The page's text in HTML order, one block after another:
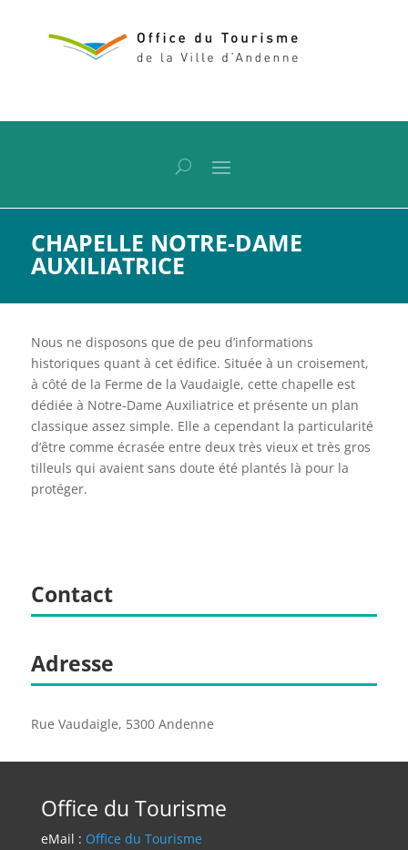
CHAPELLE NOTRE-DAME
AUXILIATRICE
Nous ne disposons que de peu d’informations
historiques quant à cet édifice. Située à un croisement,
à côté de la Ferme de la Vaudaigle, cette chapelle est
dédiée à Notre-Dame Auxiliatrice et présente un plan
classique assez simple. Elle a cependant la particularité
d’être comme écrasée entre deux très vieux et très gros
tilleuls qui avaient sans doute été plantés là pour la
protéger.
Contact
Adresse
Rue Vaudaigle, 5300 Andenne
Office du Tourisme
eMail : Office du Tourisme